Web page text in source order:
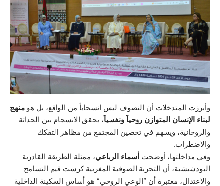
وأبرزت المتدخلات أن التصوف ليس انسحاباً من الواقع، بل هو منهج
لبناء الإنسان المتوازن روحياً ونفسياً، يحقق الانسجام بين الحداثة
والروحانية، ويسهم في تحصين المجتمع من مظاهر التفكك
والاضطراب.
وفي مداخلتها، أوضحت أسماء الرباعي، ممثلة الطريقة القادرية
البودشيشية، أن التجربة الصوفية المغربية كرست قيم التسامح
والاعتدال، معتبرة أن “الوعي الروحي” هو أساس السكينة الداخلية